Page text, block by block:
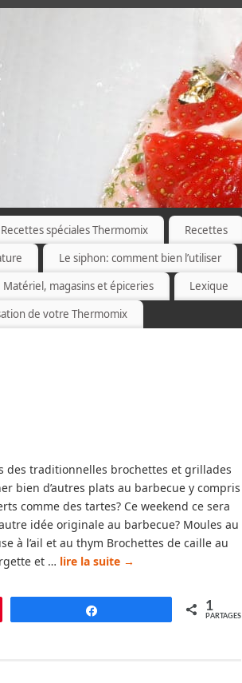
Recettes spéciales Thermomix Recettes
Le siphon: comment bien l’utiliser
Matériel, magasins et épiceries Lexique
de votre Thermomix
des traditionnelles brochettes et grillades
bien d’autres plats au barbecue y compris
comme des tartes? Ce weekend ce sera
idée originale au barbecue? Moules au
à l’ail et au thym Brochettes de caille au
et … lire la suite →
1
PARTAGES